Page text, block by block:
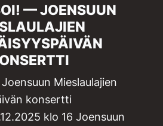
— ­JOENSUUN
Mieslaulajien
konsertti
klo 16 Joensuun